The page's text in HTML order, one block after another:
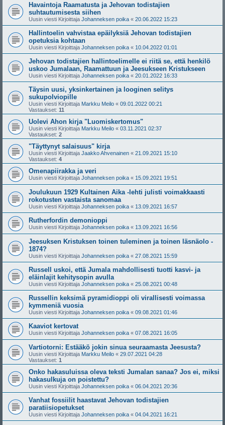
Havaintoja Raamatusta ja Jehovan todistajien
suhtautumisesta siihen
Uusin viesti Kirjoittaja Johanneksen poika « 20.06.2022 15:23
Hallintoelin vahvistaa epäilyksiä Jehovan todistajien
opetuksia kohtaan
Uusin viesti Kirjoittaja Johanneksen poika « 10.04.2022 01:01
Jehovan todistajien hallintoelimelle ei riitä se, että henkilö
uskoo Jumalaan, Raamattuun ja Jeesukseen Kristukseen
Uusin viesti Kirjoittaja Johanneksen poika « 20.01.2022 16:33
Täysin uusi, yksinkertainen ja looginen selitys
sukupolviopille
Uusin viesti Kirjoittaja Markku Meilo « 09.01.2022 00:21
Vastaukset: 11
Uolevi Ahon kirja "Luomiskertomus"
Uusin viesti Kirjoittaja Markku Meilo « 03.11.2021 02:37
Vastaukset: 2
"Täyttynyt salaisuus" kirja
Uusin viesti Kirjoittaja Jaakko Ahvenainen « 21.09.2021 15:10
Vastaukset: 4
Omenapiirakka ja veri
Uusin viesti Kirjoittaja Johanneksen poika « 15.09.2021 19:51
Joulukuun 1929 Kultainen Aika -lehti julisti voimakkaasti
rokotusten vastaista sanomaa
Uusin viesti Kirjoittaja Johanneksen poika « 13.09.2021 16:57
Rutherfordin demonioppi
Uusin viesti Kirjoittaja Johanneksen poika « 13.09.2021 16:56
Jeesuksen Kristuksen toinen tuleminen ja toinen läsnäolo -
1874?
Uusin viesti Kirjoittaja Johanneksen poika « 27.08.2021 15:59
Russell uskoi, että Jumala mahdollisesti tuotti kasvi- ja
eläinlajit kehitysopin avulla
Uusin viesti Kirjoittaja Johanneksen poika « 25.08.2021 00:48
Russellin keksimä pyramidioppi oli virallisesti voimassa
kymmeniä vuosia
Uusin viesti Kirjoittaja Johanneksen poika « 09.08.2021 01:46
Kaaviot kertovat
Uusin viesti Kirjoittaja Johanneksen poika « 07.08.2021 16:05
Vartiotorni: Estääkö jokin sinua seuraamasta Jeesusta?
Uusin viesti Kirjoittaja Markku Meilo « 29.07.2021 04:28
Vastaukset: 1
Onko hakasuluissa oleva teksti Jumalan sanaa? Jos ei, miksi
hakasulkuja on poistettu?
Uusin viesti Kirjoittaja Johanneksen poika « 06.04.2021 20:36
Vanhat fossiilit haastavat Jehovan todistajien
paratiisiopetukset
Uusin viesti Kirjoittaja Johanneksen poika « 04.04.2021 16:21